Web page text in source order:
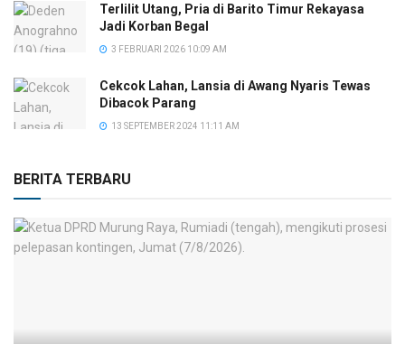
Terlilit Utang, Pria di Barito Timur Rekayasa
Jadi Korban Begal
3 FEBRUARI 2026 10:09 AM
Cekcok Lahan, Lansia di Awang Nyaris Tewas
Dibacok Parang
13 SEPTEMBER 2024 11:11 AM
BERITA TERBARU